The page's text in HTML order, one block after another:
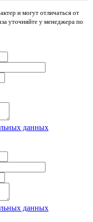
и могут отличаться от
уточняйте у менеджера по
данных
данных